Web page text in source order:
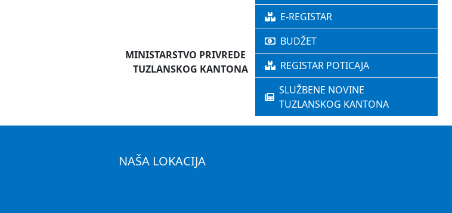
MINISTARSTVO PRIVREDE
TUZLANSKOG KANTONA
E-REGISTAR
BUDŽET
REGISTAR POTICAJA
SLUŽBENE NOVINE
TUZLANSKOG KANTONA
NAŠA LOKACIJA